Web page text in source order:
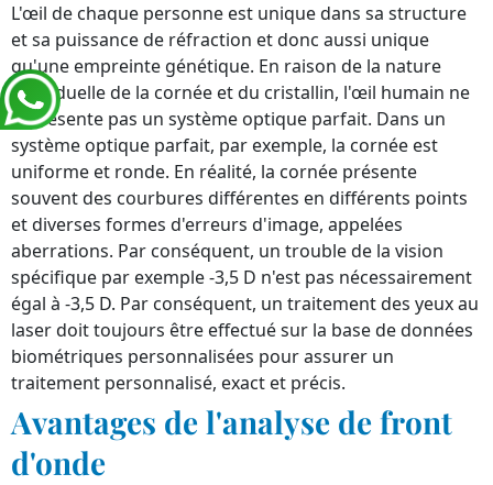
L'œil de chaque personne est unique dans sa structure
et sa puissance de réfraction et donc aussi unique
qu'une empreinte génétique. En raison de la nature
individuelle de la cornée et du cristallin, l'œil humain ne
représente pas un système optique parfait. Dans un
système optique parfait, par exemple, la cornée est
uniforme et ronde. En réalité, la cornée présente
souvent des courbures différentes en différents points
et diverses formes d'erreurs d'image, appelées
aberrations. Par conséquent, un trouble de la vision
spécifique par exemple -3,5 D n'est pas nécessairement
égal à -3,5 D. Par conséquent, un traitement des yeux au
laser doit toujours être effectué sur la base de données
biométriques personnalisées pour assurer un
traitement personnalisé, exact et précis.
Avantages de l'analyse de front
d'onde